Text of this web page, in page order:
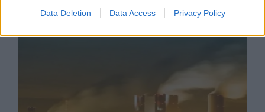
Data Deletion Data Access Privacy Policy